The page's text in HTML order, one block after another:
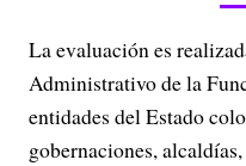
La evaluación es
Administrativo de la
entidades del Estado
gobernaciones,